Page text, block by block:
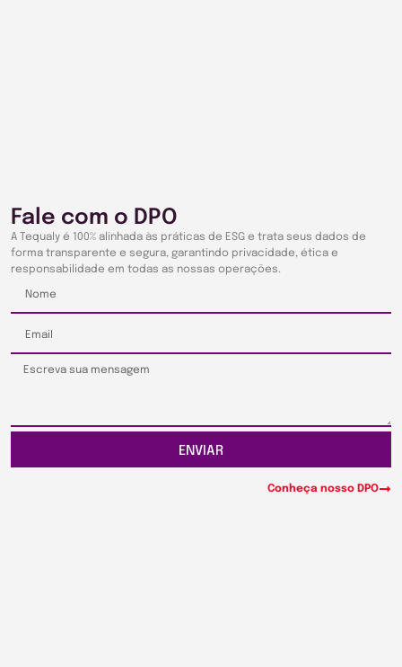
Fale com o DPO
A Tequaly é 100% alinhada às práticas de ESG e trata seus dados de
forma transparente e segura, garantindo privacidade, ética e
responsabilidade em todas as nossas operações.
ENVIAR
Conheça nosso DPO